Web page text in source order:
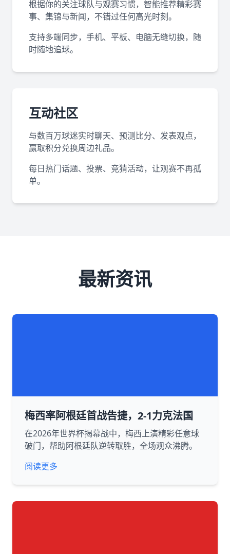
根据你的关注球队与观赛习惯，智能推荐精彩赛
事、集锦与新闻，不错过任何高光时刻。
支持多端同步，手机、平板、电脑无缝切换，随
时随地追球。
互动社区
与数百万球迷实时聊天、预测比分、发表观点，
赢取积分兑换周边礼品。
每日热门话题、投票、竞猜活动，让观赛不再孤
单。
最新资讯
梅西率阿根廷首战告捷，2-1力克法国
在2026年世界杯揭幕战中，梅西上演精彩任意球
破门，帮助阿根廷队逆转取胜，全场观众沸腾。
阅读更多